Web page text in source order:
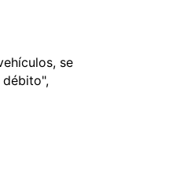
se